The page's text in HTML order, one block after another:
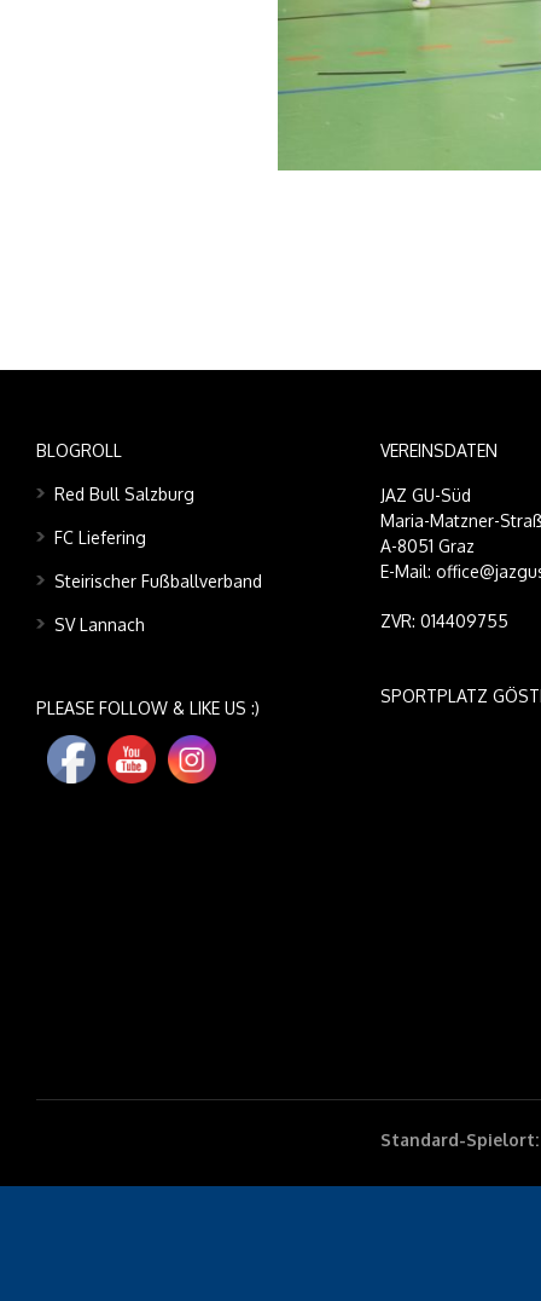
BLOGROLL
Red Bull Salzburg
FC Liefering
Steirischer Fußballverband
SV Lannach
PLEASE FOLLOW & LIKE US :)
VEREINSDATEN
JAZ GU-Süd
Maria-Matzner-
A-8051 Graz
E-Mail:
ZVR: 014409755
SPORTPLATZ
Standard-Spielort: